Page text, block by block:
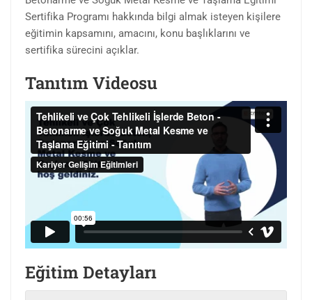
Sertifika Programı hakkında bilgi almak isteyen kişilere
eğitimin kapsamını, amacını, konu başlıklarını ve
sertifika sürecini açıklar.
Tanıtım Videosu
Eğitim Detayları